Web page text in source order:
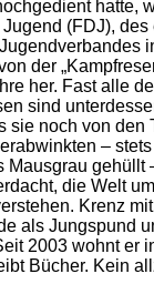
hatte,
(FDJ),
der
her. Fast alle
sind
sie noch von den
–
Mausgrau gehüllt
die Welt
Krenz
als Jungspund
2003 wohnt er
Bücher. Kein